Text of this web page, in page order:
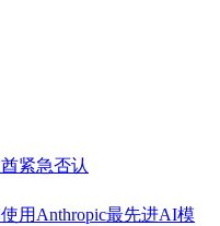
紧急否认
用Anthropic最先进AI模